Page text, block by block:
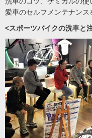
愛車のセルフメンテナンス
<スポーツバイクの洗車と